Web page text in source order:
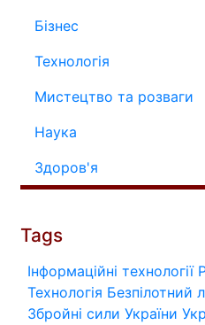
Бізнес
Технологія
Мистецтво та розваги
Наука
Здоров'я
Tags
Інформаційні технології
Технологія Безпілотний
Збройні сили України